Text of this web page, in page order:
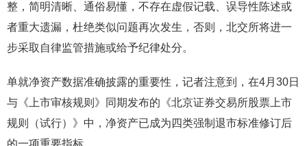
整，简明清晰、通俗易懂，不存在虚假记载、误导性陈述或
者重大遗漏，杜绝类似问题再次发生，否则，北交所将进一
步采取自律监管措施或给予纪律处分。
单就净资产数据准确披露的重要性，记者注意到，在4月30日
与《上市审核规则》同期发布的《北京证券交易所股票上市
规则（试行）》中，净资产已成为四类强制退市标准修订后
的一项重要指标。